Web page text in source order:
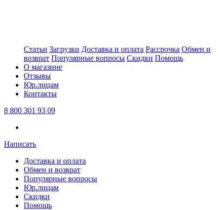
Статьи Загрузки Доставка и оплата Рассрочка Обмен и
возврат Популярные вопросы Скидки Помощь
О магазине
Отзывы
Юр.лицам
Контакты
8 800 301 93 09
Написать
Доставка и оплата
Обмен и возврат
Популярные вопросы
Юр.лицам
Скидки
Помощь